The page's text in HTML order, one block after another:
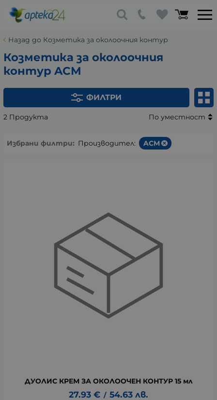
Назад до Козметика за околоочния контур
Козметика за околоочния
контур ACM
ФИЛТРИ
2 Продукта По уместност
Избрани филтри: Производител: ACM
ДУОЛИС КРЕМ ЗА ОКОЛООЧЕН КОНТУР 15 мл
27.93 € / 54.63 лв.